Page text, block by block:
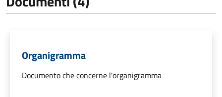
Organigramma
Documento che concerne l'organigramma